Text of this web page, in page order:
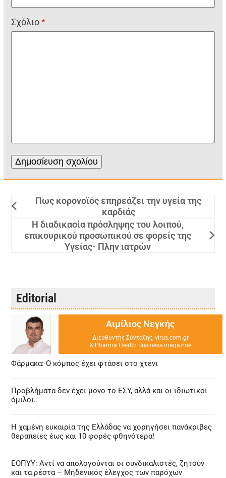
Σχόλιο*
Πως κορoνοϊός επηρεάζει την υγεία της
καρδιάς
Η διαδικασία πρόσληψης του λοιπού,
επικουρικού προσωπικού σε φορείς της
Υγείας- Πλην ιατρών
Editorial
Αιμίλιος Νεγκής
Διευθυντής Σύνταξης, virus.com.gr
& Pharma Health Business magazine
Φάρμακα: Ο κόμπος έχει φτάσει στο χτένι
Προβλήματα δεν έχει μόνο το ΕΣΥ, αλλά και οι ιδιωτικοί
όμιλοι..
Η χαμένη ευκαιρία της Ελλάδας να χορηγήσει πανάκριβες
θεραπείες έως και 10 φορές φθηνότερα!
ΕΟΠΥΥ: Αντί να απολογούνται οι συνδικαλιστές, ζητούν
και τα ρέστα – Μηδενικός έλεγχος των παρόχων